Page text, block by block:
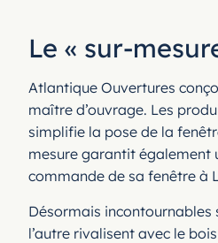
Le « sur-
Atlantique Ouvertures
maître d’ouvrage. Les
simplifie la pose de la
mesure garantit également
commande de sa fenêtre à
Désormais incontournables
l’autre rivalisent avec le